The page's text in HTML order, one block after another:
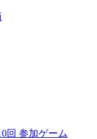
回 参加ゲーム